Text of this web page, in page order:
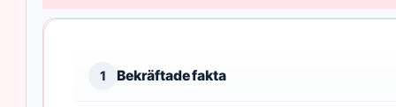
1 Bekräftade fakta